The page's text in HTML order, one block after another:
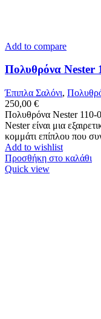
Add to compare
Πολυθρόνα Nester
Έπιπλα Σαλόνι,
250,00 €
Πολυθρόνα Nester
Nester είναι μια
κομμάτι επίπλου που
Add to wishlist
Προσθήκη στο καλάθι
Quick view